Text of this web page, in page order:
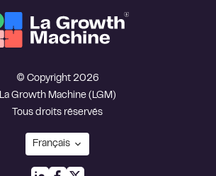
© Copyright 2026
La Growth Machine (LGM)
Tous droits réservés